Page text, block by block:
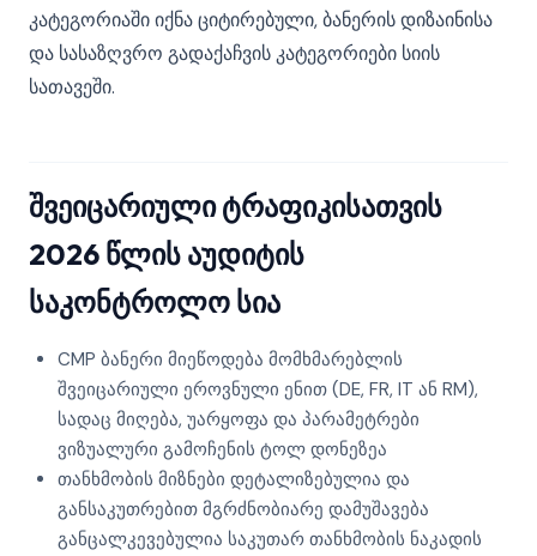
კატეგორიაში იქნა ციტირებული, ბანერის დიზაინისა
და სასაზღვრო გადაქაჩვის კატეგორიები სიის
სათავეში.
შვეიცარიული ტრაფიკისათვის
2026 წლის აუდიტის
საკონტროლო სია
CMP ბანერი მიეწოდება მომხმარებლის
შვეიცარიული ეროვნული ენით (DE, FR, IT ან RM),
სადაც მიღება, უარყოფა და პარამეტრები
ვიზუალური გამოჩენის ტოლ დონეზეა
თანხმობის მიზნები დეტალიზებულია და
განსაკუთრებით მგრძნობიარე დამუშავება
განცალკევებულია საკუთარ თანხმობის ნაკადის